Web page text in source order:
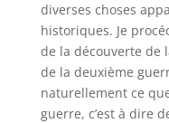
diverses choses
historiques. Je
de la découverte de
de la deuxième
naturellement ce
guerre, c’est à dire